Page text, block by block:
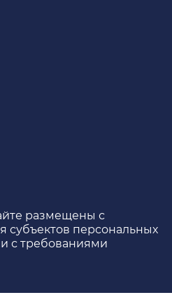
размещены с
субъектов персональных
с требованиями